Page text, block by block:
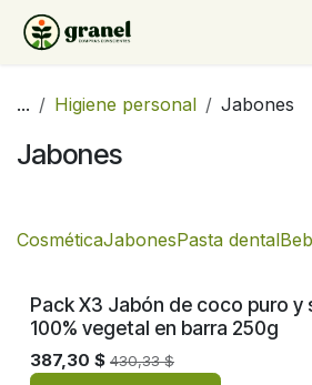
Ir al contenido
... Higiene personal Jabones
Jabones
CosméticaJabonesPasta dental
Pack X3 Jabón de coco puro y
100% vegetal en barra 250g
387,30 $ 430,33$